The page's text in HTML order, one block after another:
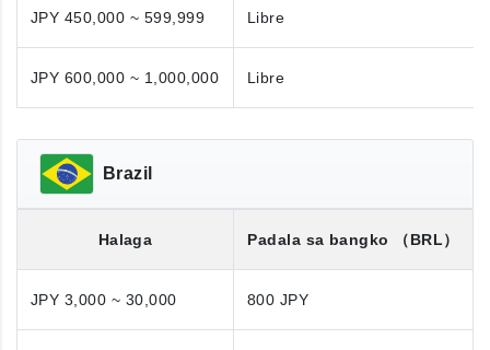
JPY 450,000 ~ 599,999 Libre
JPY 600,000 ~ 1,000,000 Libre
Brazil
Halaga Padala sa bangko （BRL）
JPY 3,000 ~ 30,000
800 JPY